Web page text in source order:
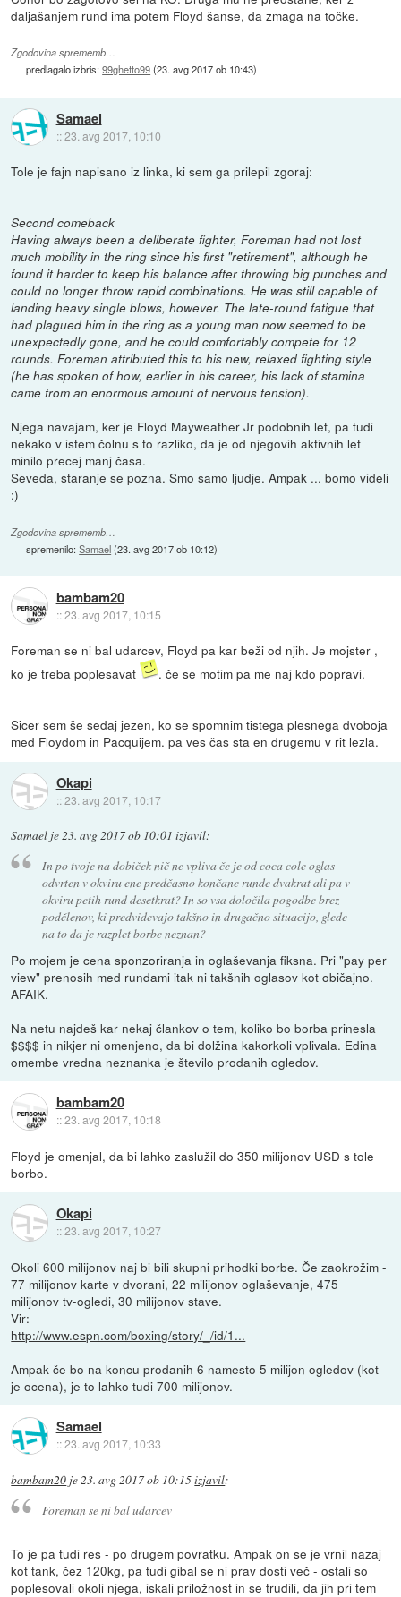
daljašanjem rund ima potem Floyd šanse, da zmaga na točke.
Zgodovina sprememb…
predlagalo izbris:99ghetto99(23. avg 2017 ob 10:43)
Samael
::23. avg 2017, 10:10
Tole je fajn napisano iz linka, ki sem ga prilepil zgoraj:
Second comeback
Having always been a deliberate fighter, Foreman had not lost
much mobility in the ring since his first "retirement", although he
found it harder to keep his balance after throwing big punches and
could no longer throw rapid combinations. He was still capable of
landing heavy single blows, however. The late-round fatigue that
had plagued him in the ring as a young man now seemed to be
unexpectedly gone, and he could comfortably compete for 12
rounds. Foreman attributed this to his new, relaxed fighting style
(he has spoken of how, earlier in his career, his lack of stamina
came from an enormous amount of nervous tension).
Njega navajam, ker je Floyd Mayweather Jr podobnih let, pa tudi
nekako v istem čolnu s to razliko, da je od njegovih aktivnih let
minilo precej manj časa.
Seveda, staranje se pozna. Smo samo ljudje. Ampak ... bomo videli
:)
Zgodovina sprememb…
spremenilo:Samael(23. avg 2017 ob 10:12)
bambam20
::23. avg 2017, 10:15
Foreman se ni bal udarcev, Floyd pa kar beži od njih. Je mojster ,
ko je treba poplesavat
. če se motim pa me naj kdo popravi.
Sicer sem še sedaj jezen, ko se spomnim tistega plesnega dvoboja
med Floydom in Pacquijem. pa ves čas sta en drugemu v rit lezla.
Okapi
::23. avg 2017, 10:17
Samael je23. avg 2017 ob 10:01 izjavil:
In po tvoje na dobiček nič ne vpliva če je od coca cole oglas
odvrten v okviru ene predčasno končane runde dvakrat ali pa v
okviru petih rund desetkrat? In so vsa določila pogodbe brez
podčlenov, ki predvidevajo takšno in drugačno situacijo, glede
na to da je razplet borbe neznan?
Po mojem je cena sponzoriranja in oglaševanja fiksna. Pri "pay per
view" prenosih med rundami itak ni takšnih oglasov kot običajno.
AFAIK.
Na netu najdeš kar nekaj člankov o tem, koliko bo borba prinesla
$$$$ in nikjer ni omenjeno, da bi dolžina kakorkoli vplivala. Edina
omembe vredna neznanka je število prodanih ogledov.
bambam20
::23. avg 2017, 10:18
Floyd je omenjal, da bi lahko zaslužil do 350 milijonov USD s tole
borbo.
Okapi
::23. avg 2017, 10:27
Okoli 600 milijonov naj bi bili skupni prihodki borbe. Če zaokrožim -
77 milijonov karte v dvorani, 22 milijonov oglaševanje, 475
milijonov tv-ogledi, 30 milijonov stave.
Vir:
http://www.espn.com/boxing/story/_/id/1...
Ampak če bo na koncu prodanih 6 namesto 5 milijon ogledov (kot
je ocena), je to lahko tudi 700 milijonov.
Samael
::23. avg 2017, 10:33
bambam20 je23. avg 2017 ob 10:15izjavil:
Foreman se ni bal udarcev
To je pa tudi res - po drugem povratku. Ampak on se je vrnil nazaj
kot tank, čez 120kg, pa tudi gibal se ni prav dosti več - ostali so
poplesovali okoli njega, iskali priložnost in se trudili, da jih pri tem